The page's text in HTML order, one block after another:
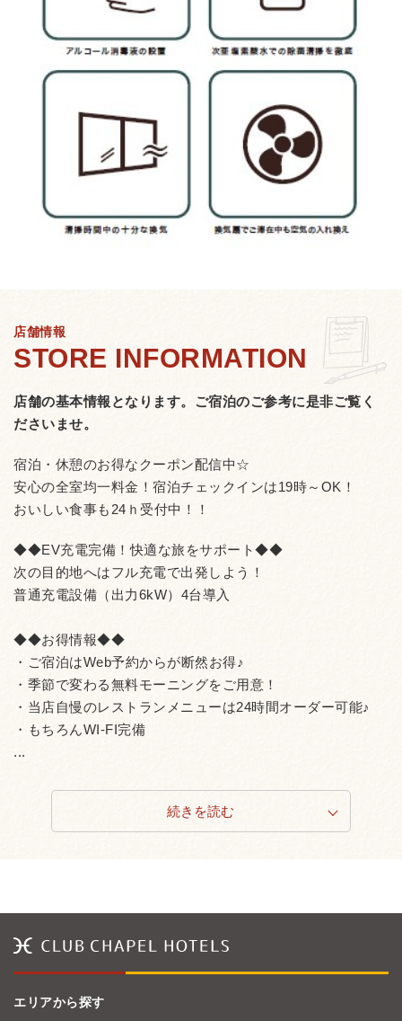
店舗情報
店舗の基本情報となります。 ご宿泊のご参考に是非ご覧く
ださいませ。
宿泊・休憩のお得なクーポン配信中☆
安心の全室均一料金！宿泊チェックインは19時～OK！
おいしい食事も24ｈ受付中！！
◆◆EV充電完備！快適な旅をサポート◆◆
次の目的地へはフル充電で出発しよう！
普通充電設備（出力6kW）4台導入
◆◆お得情報◆◆
・ご宿泊はWeb予約からが断然お得♪
・季節で変わる無料モーニングをご用意！
・当店自慢のレストランメニューは24時間オーダー可能♪
・もちろんWI-FI完備
...
続きを読む
エリアから探す